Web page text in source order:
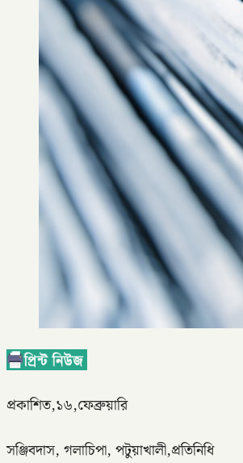
প্রকাশিত,১৬,ফেব্রুয়ারি
সঞ্জিবদাস, গলাচিপা, পটুয়াখালী,প্রতিনিধি